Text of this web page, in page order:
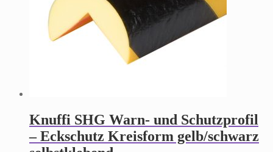
Knuffi SHG Warn- und Schutzprofil
– Eckschutz Kreisform gelb/schwarz